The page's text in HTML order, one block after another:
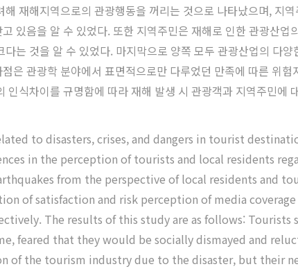
해 재해지역으로의 관광행동을 꺼리는 것으로 나타났으며, 지
있음을 알 수 있었다. 또한 지역주민은 재해로 인한 관광산
다는 것을 알 수 있었다. 마지막으로 양쪽 모두 관광산업의 다
은 관광학 분야에서 표면적으로만 다루었던 만족에 따른 위
인식차이를 규명함에 따라 재해 발생 시 관광객과 지역주민
to disasters, crises, and dangers in tourist
in the perception of tourists and local residents
from the perspective of local residents and
of satisfaction and risk perception of media
The results of this study are as follows:
feared that they would be socially dismayed and
of the tourism industry due to the disaster, but their